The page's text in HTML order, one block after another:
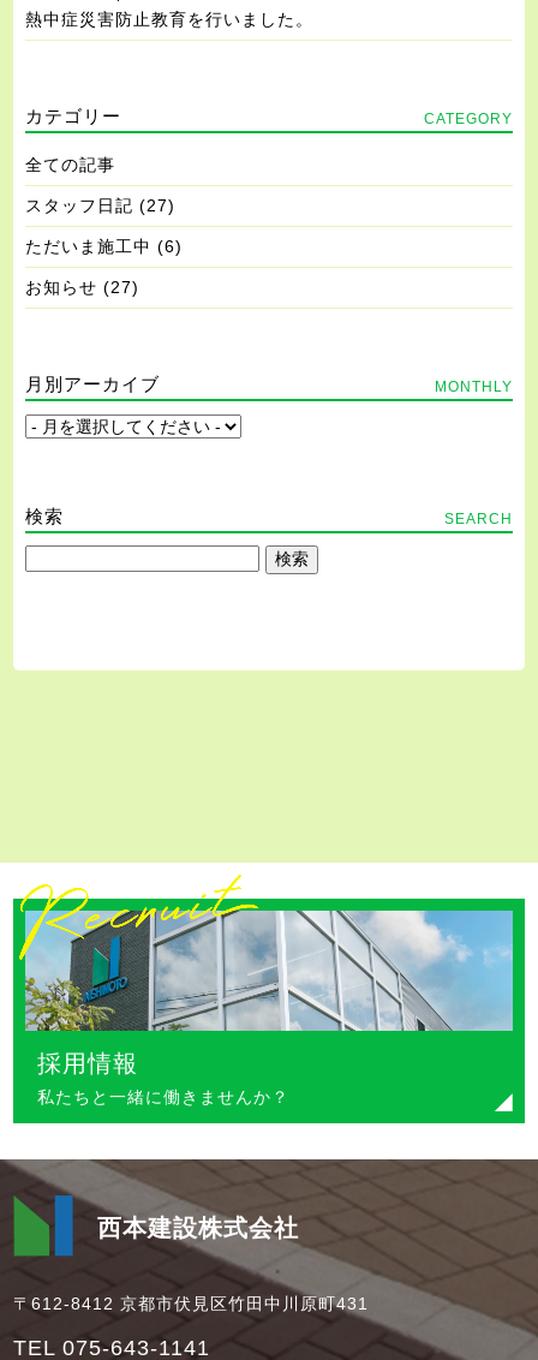
熱中症災害防止教育を行いました。
カテゴリー CATEGORY
全ての記事
スタッフ日記 (27)
ただいま施工中 (6)
お知らせ (27)
月別アーカイブ MONTHLY
検索 SEARCH
採用情報
私たちと一緒に働きませんか？
西本建設株式会社
〒612-8412 京都市伏見区竹田中川原町431
TEL 075-643-1141